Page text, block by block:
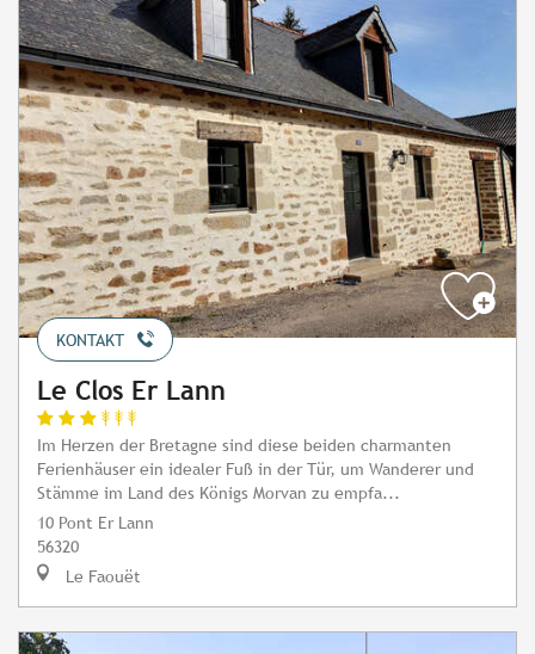
KONTAKT
Le Clos Er Lann
Im Herzen der Bretagne sind diese beiden charmanten
Ferienhäuser ein idealer Fuß in der Tür, um Wanderer und
Stämme im Land des Königs Morvan zu empfa...
10 Pont Er Lann
56320
Le Faouët